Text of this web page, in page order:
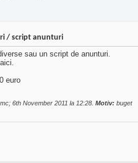
/ script anunturi
sau un script de anunturi.
euro
6th November 2011 la 12:28 Motiv: buget